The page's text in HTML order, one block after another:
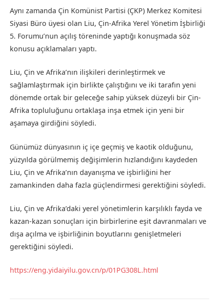
Aynı zamanda Çin Komünist Partisi (ÇKP) Merkez Komitesi
Siyasi Büro üyesi olan Liu, Çin-Afrika Yerel Yönetim İşbirliği
5. Forumu’nun açılış töreninde yaptığı konuşmada söz
konusu açıklamaları yaptı.
Liu, Çin ve Afrika’nın ilişkileri derinleştirmek ve
sağlamlaştırmak için birlikte çalıştığını ve iki tarafın yeni
dönemde ortak bir geleceğe sahip yüksek düzeyli bir Çin-
Afrika topluluğunu ortaklaşa inşa etmek için yeni bir
aşamaya girdiğini söyledi.
Günümüz dünyasının iç içe geçmiş ve kaotik olduğunu,
yüzyılda görülmemiş değişimlerin hızlandığını kaydeden
Liu, Çin ve Afrika’nın dayanışma ve işbirliğini her
zamankinden daha fazla güçlendirmesi gerektiğini söyledi.
Liu, Çin ve Afrika’daki yerel yönetimlerin karşılıklı fayda ve
kazan-kazan sonuçları için birbirlerine eşit davranmaları ve
dışa açılma ve işbirliğinin boyutlarını genişletmeleri
gerektiğini söyledi.
https://eng.yidaiyilu.gov.cn/p/01PG308L.html